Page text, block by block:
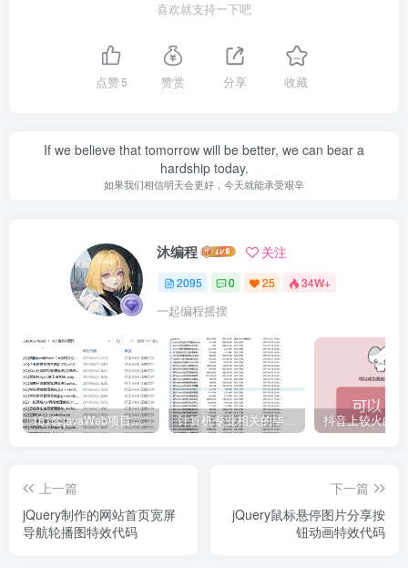
喜欢就支持一下吧
点赞5 赞赏 分享 收藏
If we believe that tomorrow will be better, we can bear a
hardship today.
如果我们相信明天会更好，今天就能承受艰辛
沐编程 关注
2095 0 25 34W+
一起编程摇摆
161套javaWeb项目源码免费分享 计算机专业相关的毕业设计论文合集免费下载
上一篇
jQuery制作的网站首页宽屏
导航轮播图特效代码
下一篇
jQuery鼠标悬停图片分享按
钮动画特效代码